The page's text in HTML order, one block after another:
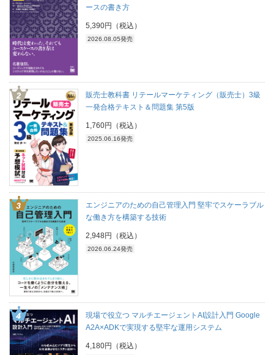
ースの書き方
5,390円（税込）
2026.08.05発売
販売士教科書 リテールマーケティング（販売士）3級
一発合格テキスト＆問題集 第5版
1,760円（税込）
2025.06.16発売
エンジニアのための自己管理入門 堅牢でスケーラブル
な働き方を構築する技術
2,948円（税込）
2026.06.24発売
現場で役立つ マルチエージェントAI設計入門 Google
A2A×ADKで実現する堅牢な運用システム
4,180円（税込）